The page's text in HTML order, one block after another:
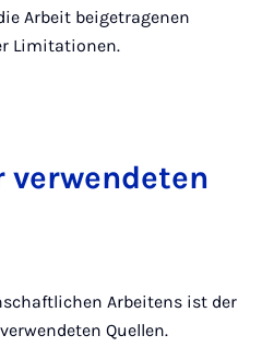
Arbeit beigetragenen
Limitationen.
ver­wen­de­ten
Arbeitens ist der
Quellen.